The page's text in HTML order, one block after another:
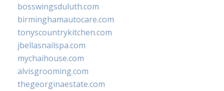
bosswingsduluth.com
birminghamautocare.com
tonyscountrykitchen.com
jbellasnailspa.com
mychaihouse.com
alvisgrooming.com
thegeorginaestate.com